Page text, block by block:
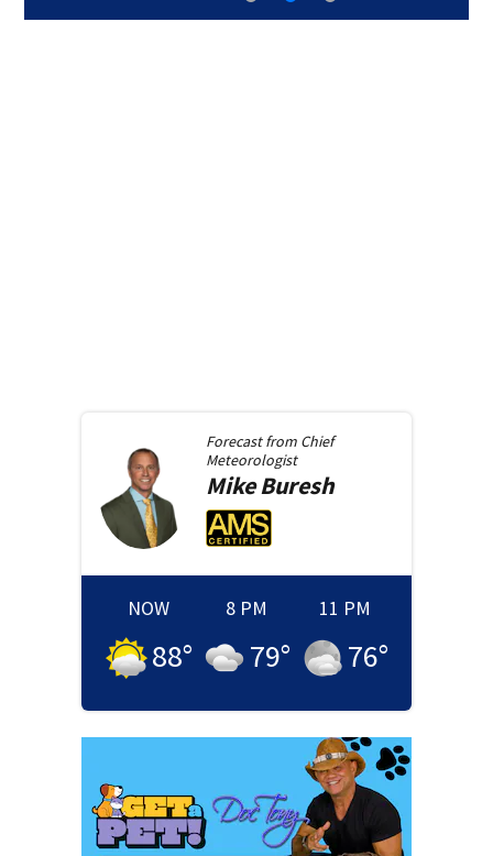
Forecast from Chief
Meteorologist
MikeBuresh
NOW
88°
8 PM
79°
11 PM
76°